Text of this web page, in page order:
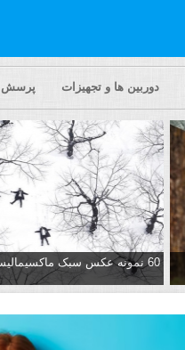
دوربین ها و تجهیزات پرسش
60 نمونه عکس سبک ماکسیمالیسم